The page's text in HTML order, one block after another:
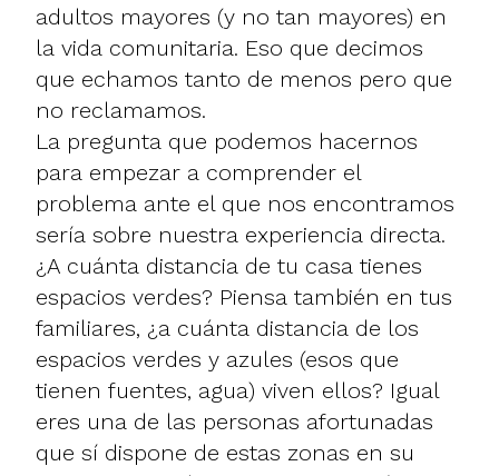
adultos mayores (y no tan mayores) en
la vida comunitaria. Eso que decimos
que echamos tanto de menos pero que
no reclamamos.
La pregunta que podemos hacernos
para empezar a comprender el
problema ante el que nos encontramos
sería sobre nuestra experiencia directa.
¿A cuánta distancia de tu casa tienes
espacios verdes? Piensa también en tus
familiares, ¿a cuánta distancia de los
espacios verdes y azules (esos que
tienen fuentes, agua) viven ellos? Igual
eres una de las personas afortunadas
que sí dispone de estas zonas en su